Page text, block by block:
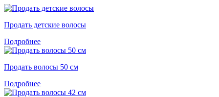
Продать детские волосы
Подробнее
Продать волосы 50 см
Подробнее